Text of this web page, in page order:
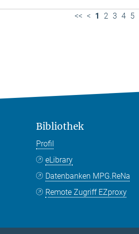
<< < 1 2 3 4 5
Bibliothek
Profil
eLibrary
Datenbanken MPG.ReNa
Remote Zugriff EZproxy